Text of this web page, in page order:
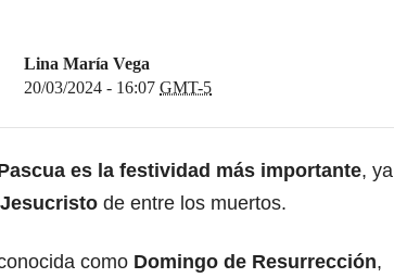
Lina María Vega
20/03/2024 - 16:07 GMT-5
es la festividad más importante, ya
de entre los muertos.
como Domingo de Resurrección,